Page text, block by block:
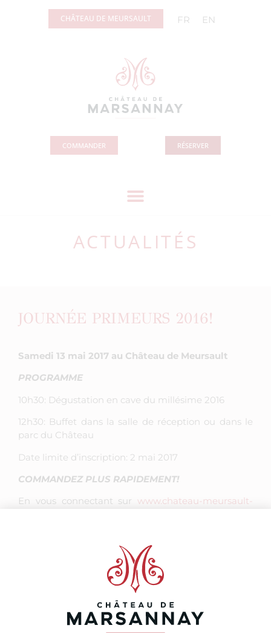
Panneau de gestion des cookies
CHÂTEAU DE MEURSAULT FR EN
COMMANDER RÉSERVER
ACTUALITÉS
JOURNÉE PRIMEURS 2016!
Samedi 13 mai 2017 au Château de Meursault
PROGRAMME
10h30: Dégustation en cave du millésime 2016
12h30: Buffet dans la salle de réception ou dans le
parc du Château
Date limite d’inscription: 2 mai 2017
COMMANDEZ PLUS RAPIDEMENT!
En vous connectant sur www.chateau-meursault-